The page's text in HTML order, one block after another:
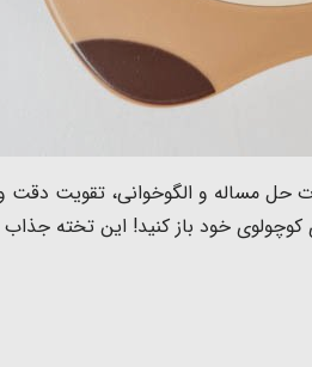
حل مساله و الگوخوانی، تقویت
خود باز کنید! این تخته